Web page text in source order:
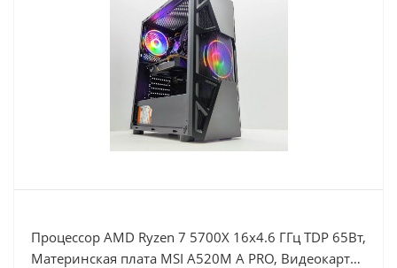
Процессор AMD Ryzen 7 5700X 16x4.6 ГГц TDP 65Вт,
Материнская плата MSI A520M A PRO, Видеокарта